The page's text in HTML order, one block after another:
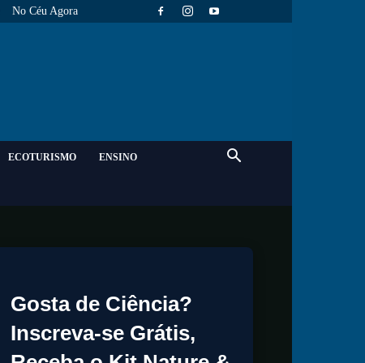
No Céu Agora
ECOTURISMO ENSINO
Gosta de Ciência?
Inscreva-se Grátis,